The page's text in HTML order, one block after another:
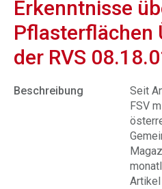
Erkenntnisse
Pflasterflächen
der RVS
Beschreibung
Seit
FSV